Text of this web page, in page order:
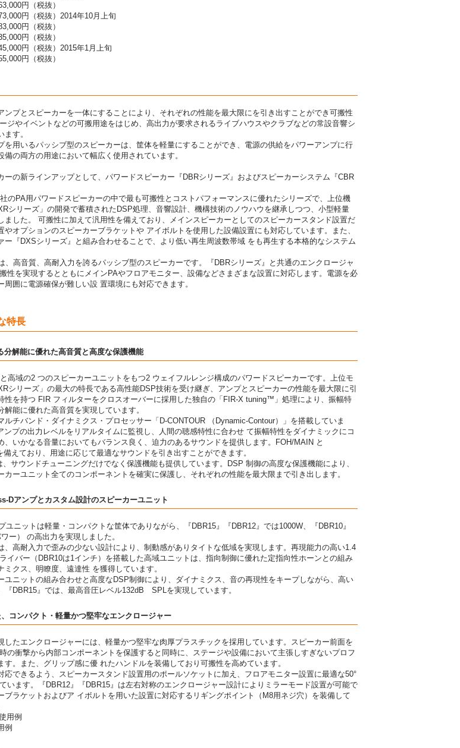
円（税抜）
2014年10月上旬
円（税抜）
円（税抜）
円（税抜）
2015年1月上旬
円（税抜）
円（税抜）
プとスピーカーを一体にすることにより、それぞれの性能を最大限にを引き出すことができ可搬性
ジやイベントなどの可搬用途をはじめ、高出力が要求されるライブハウスやクラブなどの常設音響シ
す。
用いるパッシブ型のスピーカーは、筐体を軽量にすることができ、電源の供給をパワーアンプに行
備の両方の用途において幅広く使用されています。
の新ラインアップとして、パワードスピーカー『DBRシリーズ』およびスピーカーシステム『CBR
のPA用パワードスピーカーの中で最も可搬性とコストパフォーマンスに優れたシリーズで、上位機
シリーズ」の開発で蓄積されたDSP処理、音響設計、機構技術のノウハウを継承しつつ、小型軽量
ました。 可搬性に加えて汎用性を備えており、メインスピーカーとしてのスピーカースタンド設置だ
やオプションのスピーカーブラケットや アイボルトを使用した設備設置にも対応しています。また、
ー『DXSシリーズ』と組み合わせることで、より低い再生周波数帯域 をも再生する本格的なシステム
高音質、高耐入力を誇るパッシブ型のスピーカーです。『DBRシリーズ』と共通のエンクロージャ
性を実現するとともにメインPAやフロアモニター、設備などさまざまな設置に対応します。電源を必
囲に電源確保が難しい設 置環境にも対応できます。
特長
分解能に優れた高音質と高度な保護機能
高域の2 つのスピーカーユニットをもつ2 ウェイフルレンジ構成のパワードスピーカーです。上位モ
シリーズ」の最大の特長である高性能DSP技術を受け継ぎ、アンプとスピーカーの性能を最大限に引
性を持つ FIR フィルターをクロスオーバーに採用した独自の「FIR-X tuning™」処理により、振幅特
能に優れた高音質を実現しています。
ルチバンド・ダイナミクス・プロセッサー「D-CONTOUR （Dynamic-Contour）」を搭載していま
ンプの出力レベルをリアルタイムに監視し、人間の聴感特性に合わせ て振幅特性をダイナミックにコ
、いかなる音量においてもバランス良く、迫力のあるサウンドを提供します。FOH/MAIN と
えており、用途に応じて最適なサウンドを引き出すことができます。
、サウンドチューニングだけでなく保護機能も提供しています。DSP 制御の高度な保護機能により、
カーユニット全てのコンポーネントを確実に保護し、それぞれの性能を最大限まで引き出します。
Dアンプとカスタム設計のスピーカーユニット
ユニットは軽量・コンパクトな筐体でありながら、『DBR15』『DBR12』では1000W、『DBR10』
ー） の高出力を実現しました。
、高耐入力で歪みの少ない設計により、制動感がありタイトな低域を実現します。再現能力の高い1.4
イバー（DBR10は1インチ）を搭載した高域ユニットは、指向制御に優れた定指向性ホーンとの組み
クス、明瞭度、遠達性 を獲得しています。
ユニットの組み合わせと高度なDSP制御により、ダイナミクス、音の再現性をキープしながら、高い
『DBR15』では、最高音圧レベル132dB SPLを実現しています。
コンパクト・軽量かつ堅牢なエンクロージャー
したエンクロージャーには、軽量かつ堅牢な肉厚プラスチックを採用しています。スピーカー前面を
の衝撃から内部コンポーネントを保護すると同時に、ステージや設備において主張しすぎないプロフ
す。また、グリップ感に優 れたハンドルを装備しており可搬性を高めています。
応できるよう、スピーカースタンド設置用のポールソケットに加え、フロアモニター設置に最適な50°
います。『DBR12』『DBR15』は左右対称のエンクロージャー設計によりミラーモード設置が可能で
ブラケットおよびア イボルトを用いた設置に対応するリギングポイント（M8用ネジ穴）を装備して
例